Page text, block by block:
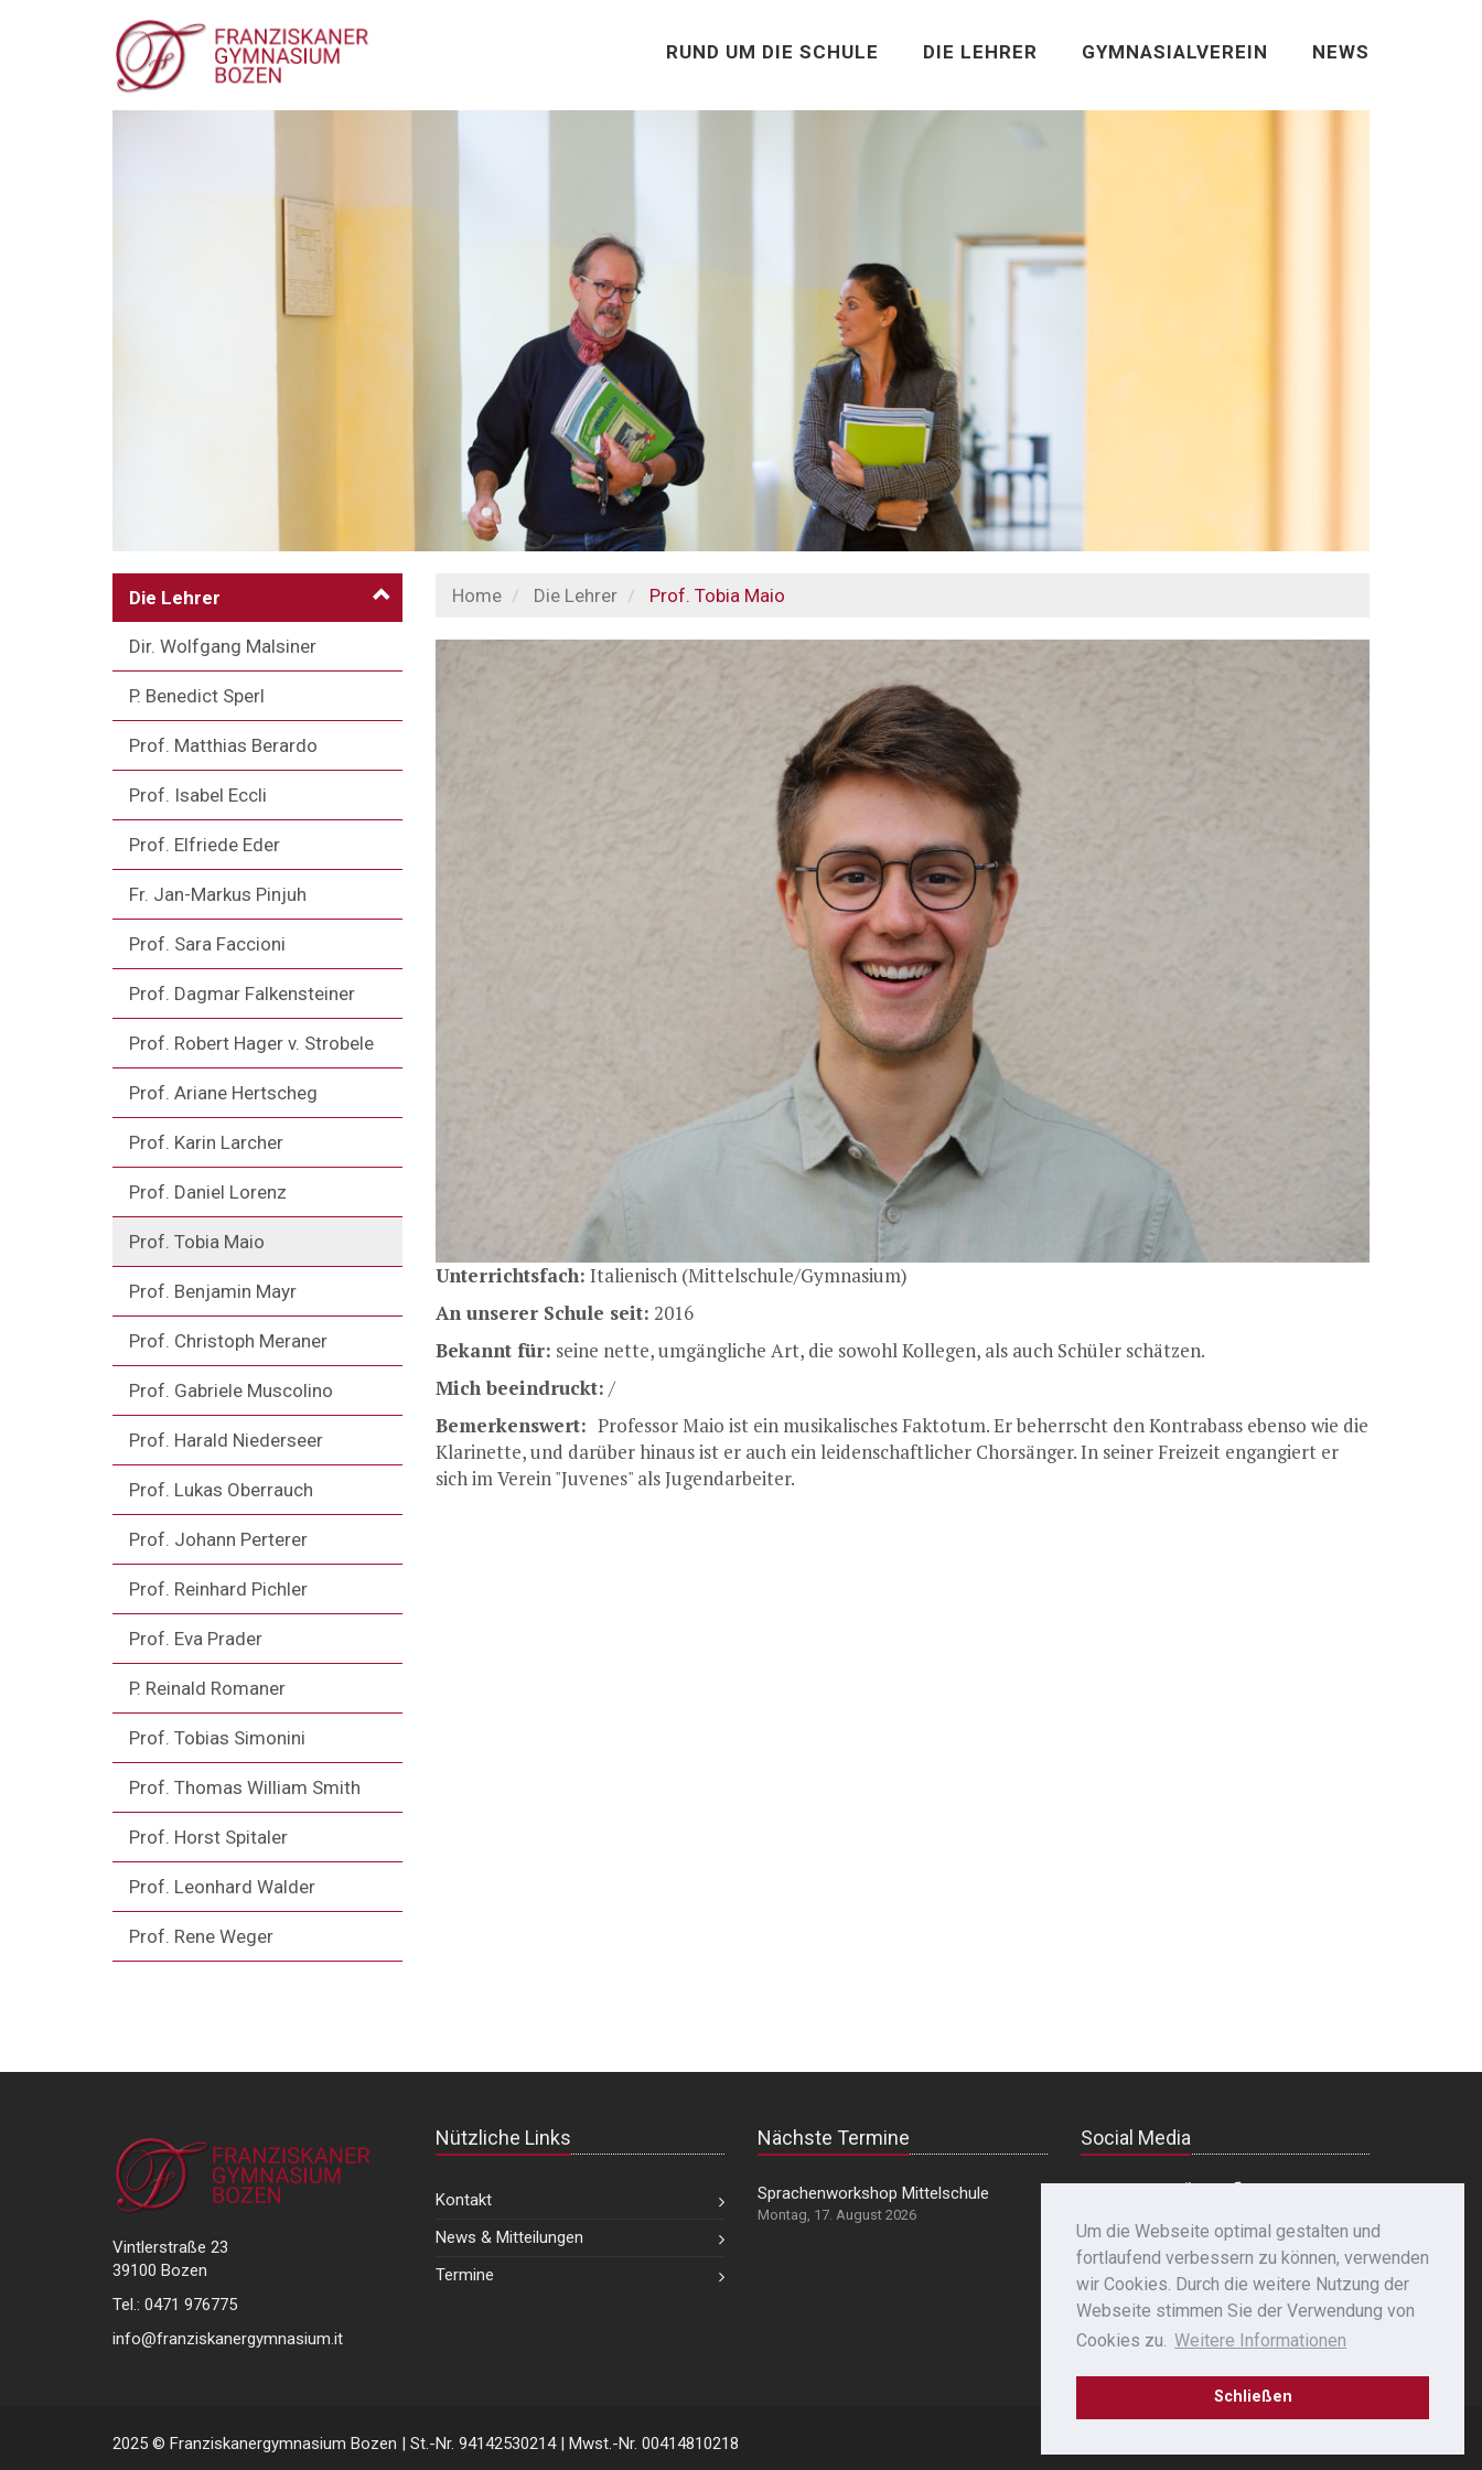
Um die Webseite optimal gestalten und
fortlaufend verbessern zu können, verwenden
wir Cookies. Durch die weitere Nutzung der
Webseite stimmen Sie der Verwendung von
Cookies zu. Weitere Informationen
Schließen
RUND UM DIE SCHULE DIE LEHRER GYMNASIALVEREIN NEWS
Die Lehrer
Dir. Wolfgang Malsiner
P. Benedict Sperl
Prof. Matthias Berardo
Prof. Isabel Eccli
Prof. Elfriede Eder
Fr. Jan-Markus Pinjuh
Prof. Sara Faccioni
Prof. Dagmar Falkensteiner
Prof. Robert Hager v. Strobele
Prof. Ariane Hertscheg
Prof. Karin Larcher
Prof. Daniel Lorenz
Prof. Tobia Maio
Prof. Benjamin Mayr
Prof. Christoph Meraner
Prof. Gabriele Muscolino
Prof. Harald Niederseer
Prof. Lukas Oberrauch
Prof. Johann Perterer
Prof. Reinhard Pichler
Prof. Eva Prader
P. Reinald Romaner
Prof. Tobias Simonini
Prof. Thomas William Smith
Prof. Horst Spitaler
Prof. Leonhard Walder
Prof. Rene Weger
Home Die Lehrer Prof. Tobia Maio
Unterrichtsfach: Italienisch (Mittelschule/Gymnasium)
An unserer Schule seit: 2016
Bekannt für: seine nette, umgängliche Art, die sowohl Kollegen, als auch Schüler schätzen.
Mich beeindruckt: /
Bemerkenswert: Professor Maio ist ein musikalisches Faktotum. Er beherrscht den Kontrabass ebenso wie die
Klarinette, und darüber hinaus ist er auch ein leidenschaftlicher Chorsänger. In seiner Freizeit engangiert er
sich im Verein "Juvenes" als Jugendarbeiter.
Vintlerstraße 23
39100 Bozen
Tel.: 0471 976775
info@franziskanergymnasium.it
Nützliche Links
Kontakt
News & Mitteilungen
Termine
Nächste Termine
Sprachenworkshop Mittelschule
Montag, 17. August 2026
Social Media
2025 © Franziskanergymnasium Bozen | St.-Nr. 94142530214 | Mwst.-Nr. 00414810218